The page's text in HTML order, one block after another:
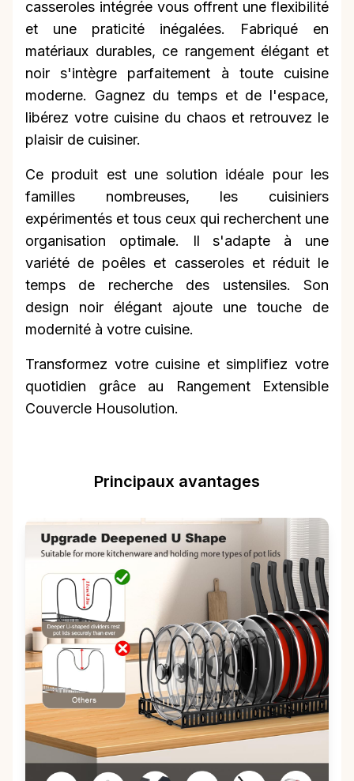
casseroles intégrée vous offrent une flexibilité
et une praticité inégalées. Fabriqué en
matériaux durables, ce rangement élégant et
noir s'intègre parfaitement à toute cuisine
moderne. Gagnez du temps et de l'espace,
libérez votre cuisine du chaos et retrouvez le
plaisir de cuisiner.
Ce produit est une solution idéale pour les
familles nombreuses, les cuisiniers
expérimentés et tous ceux qui recherchent une
organisation optimale. Il s'adapte à une
variété de poêles et casseroles et réduit le
temps de recherche des ustensiles. Son
design noir élégant ajoute une touche de
modernité à votre cuisine.
Transformez votre cuisine et simplifiez votre
quotidien grâce au Rangement Extensible
Couvercle Housolution.
Principaux avantages